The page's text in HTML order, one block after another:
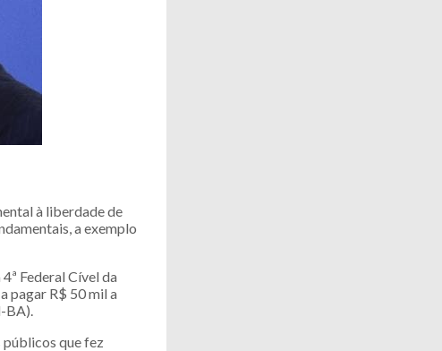
à liberdade de
a exemplo
Federal Cível da
pagar R$ 50 mil a
BA).
públicos que fez